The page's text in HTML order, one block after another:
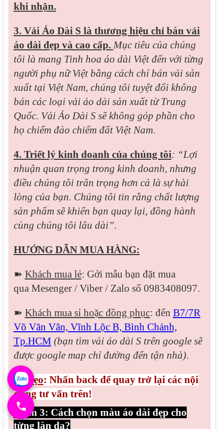
khi nhận.
3. Vải Áo Dài S là thương hiệu chỉ bán vải
áo dài đẹp và cao cấp. Mục tiêu của chúng
tôi là mang Tinh hoa áo dài Việt đến với từng
người phụ nữ Việt bằng cách chỉ bán vải sản
xuất tại Việt Nam, chúng tôi tuyệt đối không
bán các loại vải áo dài sản xuất từ Trung
Quốc. Vải Áo Dài S sẽ không góp phần cho
họ chiếm đảo chiếm đất Việt Nam.
4. Triết lý kinh doanh của chúng tôi: “Lợi
nhuận quan trọng trong kinh doanh, nhưng
điều chúng tôi trân trọng hơn cả là sự hài
lòng của bạn. Chúng tôi tin rằng chất lượng
sản phẩm sẽ khiến bạn quay lại, đồng hành
cùng chúng tôi lâu dài”.
HƯỚNG DẪN MUA HÀNG:
➽ Khách mua lẻ: Gởi mẫu bạn đặt mua
qua Mesenger / Viber / Zalo số 0983408097.
➽ Khách mua sỉ hoặc đồng phục: đến B7/7R
Võ Văn Vân, Vĩnh Lộc B, Bình Chánh,
Tp.HCM (bạn tìm vải áo dài S trên google sẽ
được google map chỉ đường đến tận nhà).
🌟Mẹo: Nhấn back để quay trở lại các nội
dung tư vấn trên!
Phần 3: Cách chọn màu áo dài đẹp cho
từng làn da?